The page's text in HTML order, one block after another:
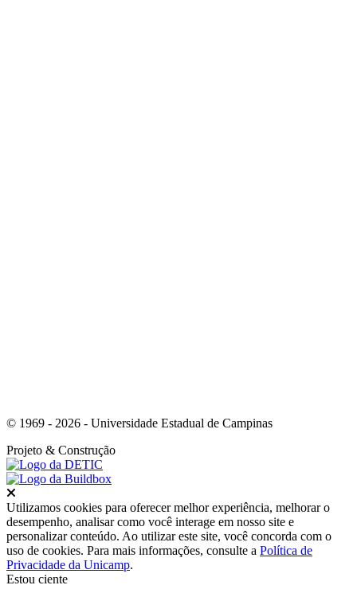
© 1969 - 2026 - Universidade Estadual de Campinas
Projeto & Construção
Utilizamos cookies para oferecer melhor experiência, melhorar o
desempenho, analisar como você interage em nosso site e
personalizar conteúdo. Ao utilizar este site, você concorda com o
uso de cookies. Para mais informações, consulte a Política de
Privacidade da Unicamp.
Estou ciente